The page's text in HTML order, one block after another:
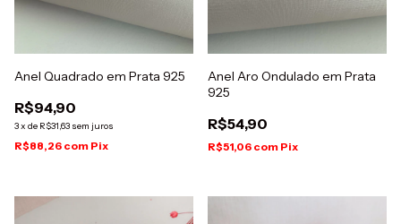
Anel Quadrado em Prata 925
R$94,90
3x de R$31,63 sem juros
R$88,26 com Pix
Anel Aro Ondulado em Prata
925
R$54,90
R$51,06 com Pix